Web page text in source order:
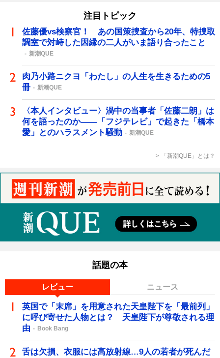
注目トピック
佐藤優vs検察官！ あの国策捜査から20年、特捜取
調室で対峙した因縁の二人がいま語り合ったこと
新潮QUE
肉乃小路ニクヨ「わたし」の人生を生きるための5
冊
新潮QUE
〈本人インタビュー〉渦中の当事者「佐藤二朗」は
何を語ったのか――「フジテレビ」で起きた「橋本
愛」とのハラスメント騒動
新潮QUE
「新潮QUE」とは？
話題の本
レビュー ニュース
英国で「末席」を用意された天皇陛下を「最前列」
に呼び寄せた人物とは？ 天皇陛下が尊敬される理
由
Book Bang
舌は欠損、衣服には高放射線…9人の若者が死んだ